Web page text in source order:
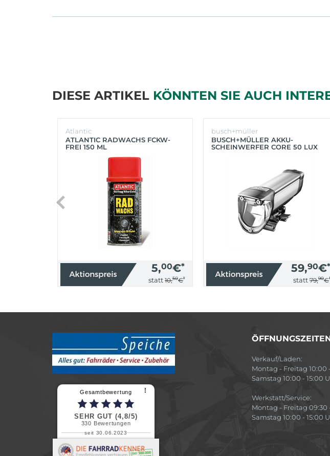
DIESE ARTIKEL KÖNNTEN SIE AUCH
Atlantic
ATLANTIC RADWACHS FCKW-
FREI 150 ML
5,00€*
statt 10,50€*
busch+müller
BUSCH+MÜLLER AKKU-
SCHEINWERFER CORE 50 LUX
59,90€*
statt 79,90€*
Gesamtbewertung ⠇
SEHR GUT (4,8/5)
330 Bewertungen
seit 30.06.2023
Renate H.
Verkauf/Laden:
Montag - Freitag 10:00
Samstag 10:00 - 15:00
Werkstatt/Service:
Montag - Freitag 09:30
Samstag 10:00 - 15:00